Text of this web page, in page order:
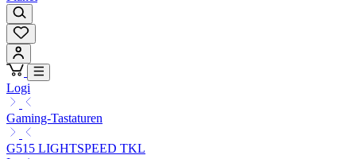
Logi
Gaming-Tastaturen
G515 LIGHTSPEED TKL